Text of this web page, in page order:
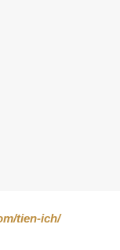
tien-ich/